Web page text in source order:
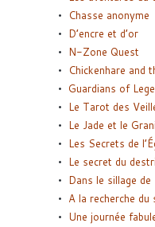
Chasse anonyme
D’encre et d’or
N-Zone Quest
Chickenhare and
Guardians of
Le Tarot des
Le Jade et le
Les Secrets de
Le secret du
Dans le sillage de
A la recherche du
Une journée